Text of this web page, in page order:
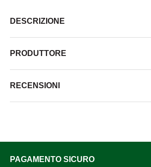
DESCRIZIONE
PRODUTTORE
RECENSIONI
PAGAMENTO SICURO